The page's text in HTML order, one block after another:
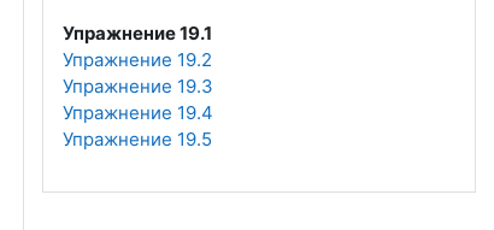
Упражнение 19.1
Упражнение 19.2
Упражнение 19.3
Упражнение 19.4
Упражнение 19.5